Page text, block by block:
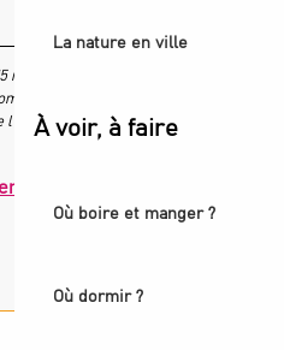
La nature en ville
À voir, à faire
Où boire et manger ?
Où dormir ?
mai 2024 à 16:43
vous Ouvre ses Portes
l'offre :5852972)
une erreur